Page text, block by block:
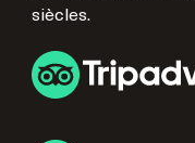
siècles.